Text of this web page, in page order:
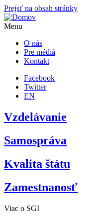
Prejsť na obsah stránky
Menu
O nás
Pre médiá
Kontakt
Facebook
Twitter
EN
Vzdelávanie
Samospráva
Kvalita štátu
Zamestnanosť
Viac o SGI